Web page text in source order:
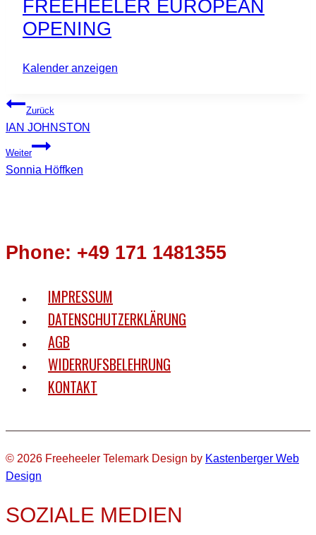
FREEHEELER EUROPEAN
OPENING
Kalender anzeigen
BEITRAGSNAVIGATION
Zurück
IAN JOHNSTON
Weiter
Sonnia Höffken
Phone: +49 171 1481355
IMPRESSUM
DATENSCHUTZERKLÄRUNG
AGB
WIDERRUFSBELEHRUNG
KONTAKT
© 2026 Freeheeler Telemark Design by Kastenberger Web
Design
SOZIALE MEDIEN